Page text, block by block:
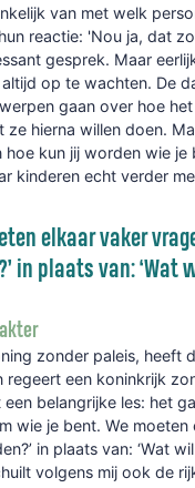
van met welk
reactie: 'Nou ja, dat
gesprek. Maar
op te wachten. De
gaan over hoe
ze hierna willen doen.
hoe kun jij worden wie je
kinderen echt verder
elkaar vaker
in plaats van: ‘Wat
zonder paleis, heeft
regeert een koninkrijk
belangrijke les: het
wie je bent. We moeten
in plaats van: ‘Wat
volgens mij ook de